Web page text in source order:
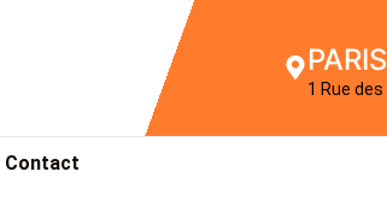
PARIS
1 Rue
Contact